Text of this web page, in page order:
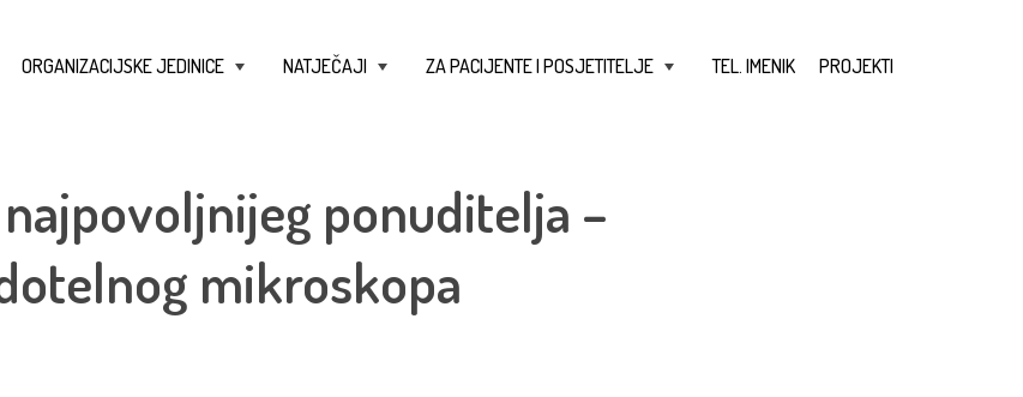
ORGANIZACIJSKE JEDINICE NATJEČAJI ZA PACIJENTE I POSJETITELJE TEL. IMENIK PROJEKTI
ponuditelja –
mikroskopa